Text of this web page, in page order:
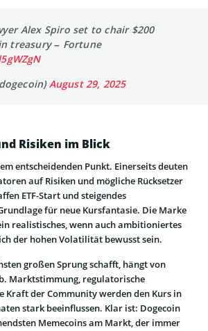
Alex Spiro set to chair $200
treasury – Fortune
August 29, 2025
Risiken im Blick
entscheidenden Punkt. Einerseits deuten
auf Risiken und mögliche Rücksetzer
ETF-Start und steigendes
für neue Kursfantasie. Die Marke
realistisches, wenn auch ambitioniertes
der hohen Volatilität bewusst sein.
großen Sprung schafft, hängt von
Marktstimmung, regulatorische
Kraft der Community werden den Kurs in
stark beeinflussen. Klar ist: Dogecoin
Memecoins am Markt, der immer